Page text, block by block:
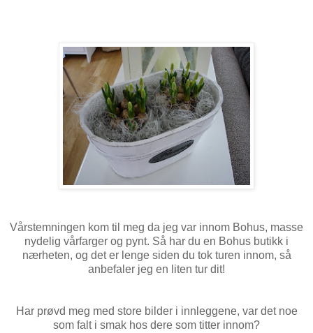
Vårstemningen kom til meg da jeg var innom Bohus, masse
nydelig vårfarger og pynt. Så har du en Bohus butikk i
nærheten, og det er lenge siden du tok turen innom, så
anbefaler jeg en liten tur dit!
Har prøvd meg med store bilder i innleggene, var det noe
som falt i smak hos dere som titter innom?